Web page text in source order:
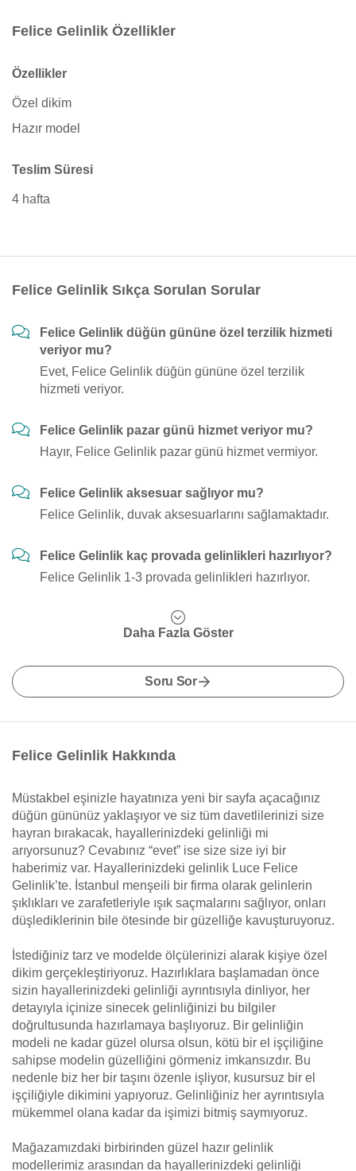
Felice Gelinlik Özellikler
Özellikler
Özel dikim
Hazır model
Teslim Süresi
4 hafta
Felice Gelinlik Sıkça Sorulan Sorular
Felice Gelinlik düğün gününe özel terzilik hizmeti
veriyor mu?
Evet, Felice Gelinlik düğün gününe özel terzilik
hizmeti veriyor.
Felice Gelinlik pazar günü hizmet veriyor mu?
Hayır, Felice Gelinlik pazar günü hizmet vermiyor.
Felice Gelinlik aksesuar sağlıyor mu?
Felice Gelinlik, duvak aksesuarlarını sağlamaktadır.
Felice Gelinlik kaç provada gelinlikleri hazırlıyor?
Felice Gelinlik 1-3 provada gelinlikleri hazırlıyor.
Daha Fazla Göster
Soru Sor
Felice Gelinlik Hakkında
Müstakbel eşinizle hayatınıza yeni bir sayfa açacağınız
düğün gününüz yaklaşıyor ve siz tüm davetlilerinizi size
hayran bırakacak, hayallerinizdeki gelinliği mi
arıyorsunuz? Cevabınız “evet” ise size size iyi bir
haberimiz var. Hayallerinizdeki gelinlik Luce Felice
Gelinlik’te. İstanbul menşeili bir firma olarak gelinlerin
şıklıkları ve zarafetleriyle ışık saçmalarını sağlıyor, onları
düşlediklerinin bile ötesinde bir güzelliğe kavuşturuyoruz.
İstediğiniz tarz ve modelde ölçülerinizi alarak kişiye özel
dikim gerçekleştiriyoruz. Hazırlıklara başlamadan önce
sizin hayallerinizdeki gelinliği ayrıntısıyla dinliyor, her
detayıyla içinize sinecek gelinliğinizi bu bilgiler
doğrultusunda hazırlamaya başlıyoruz. Bir gelinliğin
modeli ne kadar güzel olursa olsun, kötü bir el işçiliğine
sahipse modelin güzelliğini görmeniz imkansızdır. Bu
nedenle biz her bir taşını özenle işliyor, kusursuz bir el
işçiliğiyle dikimini yapıyoruz. Gelinliğiniz her ayrıntısıyla
mükemmel olana kadar da işimizi bitmiş saymıyoruz.
Mağazamızdaki birbirinden güzel hazır gelinlik
modellerimiz arasından da hayallerinizdeki gelinliği